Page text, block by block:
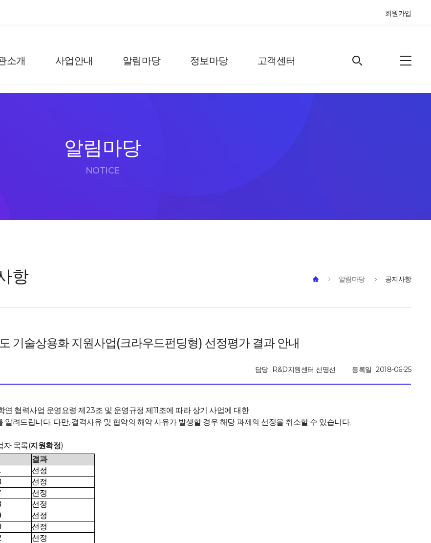
회원가입
소개 사업안내 알림마당 정보마당 고객센터
알림마당
NOTICE
항 알림마당 공지사항
기술상용화 지원사업(크라우드펀딩형) 선정평가 결과 안내
담당 R&D지원센터 신명선 등록일 2018-06-25
연 협력사업 운영요령 제23조 및 운영규정 제11조에 따라 상기 사업에 대한
알려드립니다. 다만, 결격사유 및 협약의 해약 사유가 발생할 경우 해당 과제의 선정을 취소할 수 있습니다.
자 목록(지원확정)
결과
선정
선정
선정
선정
선정
선정
선정